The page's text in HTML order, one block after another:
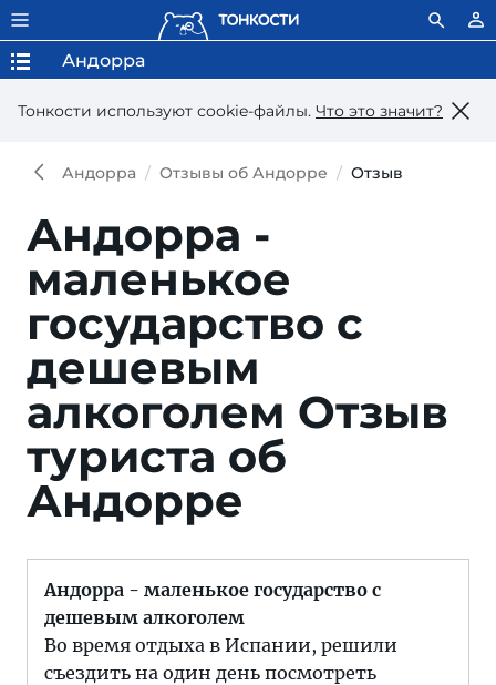
Тонкости используют сookie-файлы. Что это значит?
Андорра
Андорра Отзывы об Андорре Отзыв
Андорра -
маленькое
государство с
дешевым
алкоголем Отзыв
туриста об
Андорре
Андорра - маленькое государство с
дешевым алкоголем
Во время отдыха в Испании, решили
съездить на один день посмотреть